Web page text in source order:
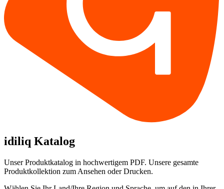
idiliq Katalog
Unser Produktkatalog in hochwertigem PDF. Unsere gesamte
Produktkollektion zum Ansehen oder Drucken.